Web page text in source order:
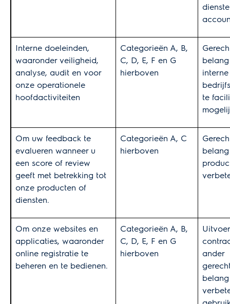
Interne doeleinden,
waaronder veiligheid,
analyse, audit en voor
onze operationele
hoofdactiviteiten
Categorieën A, B,
C, D, E, F en G
hierboven
interne
te
Om uw feedback te
evalueren wanneer u
een score of review
geeft met betrekking tot
onze producten of
diensten.
Categorieën A, C
hierboven
Om onze websites en
applicaties, waaronder
online registratie te
beheren en te bedienen.
Categorieën A, B,
C, D, E, F en G
hierboven
ander